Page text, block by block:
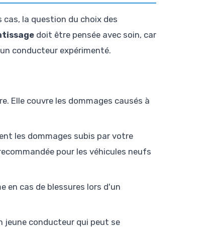
la question du choix des
doit être pensée avec soin, car
conducteur expérimenté.
Elle couvre les dommages causés à
les dommages subis par votre
pour les véhicules neufs
en cas de blessures lors d'un
jeune conducteur qui peut se